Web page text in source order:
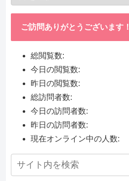
ご訪問ありがとうございます！
総閲覧数:
今日の閲覧数:
昨日の閲覧数:
総訪問者数:
今日の訪問者数:
昨日の訪問者数:
現在オンライン中の人数: